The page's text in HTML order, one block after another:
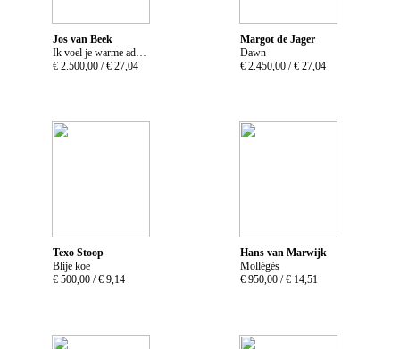
Jos van Beek
€ 2.500,00 / € 27,04
Margot de Jager
Dawn
€ 2.450,00 / € 27,04
Texo Stoop
Blije koe
€ 500,00 / € 9,14
Hans van Marwijk
Mollégès
€ 950,00 / € 14,51